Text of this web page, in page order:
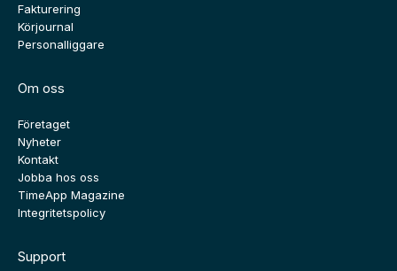
Fakturering
Körjournal
Personalliggare
Om oss
Företaget
Nyheter
Kontakt
Jobba hos oss
TimeApp Magazine
Integritetspolicy
Support